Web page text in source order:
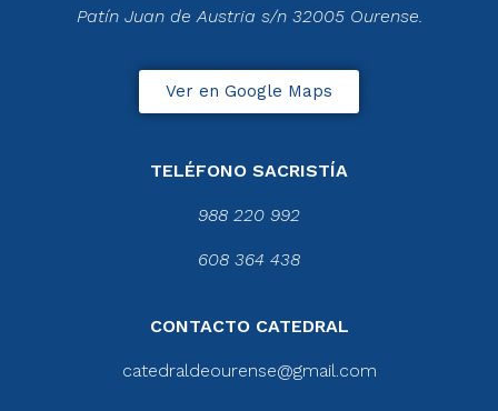
Patín Juan de Austria s/n 32005 Ourense.
Ver en Google Maps
TELÉFONO SACRISTÍA
988 220 992
608 364 438
CONTACTO CATEDRAL
catedraldeourense@gmail.com